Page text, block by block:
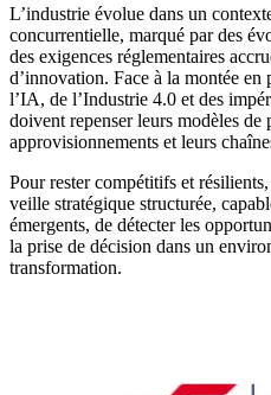
L’industrie évolue dans un
concurrentielle, marqué par des
des exigences réglementaires
d’innovation. Face à la montée en
l’IA, de l’Industrie 4.0 et des
doivent repenser leurs modèles de
approvisionnements et leurs
Pour rester compétitifs et
veille stratégique structurée,
émergents, de détecter les
la prise de décision dans un
transformation.